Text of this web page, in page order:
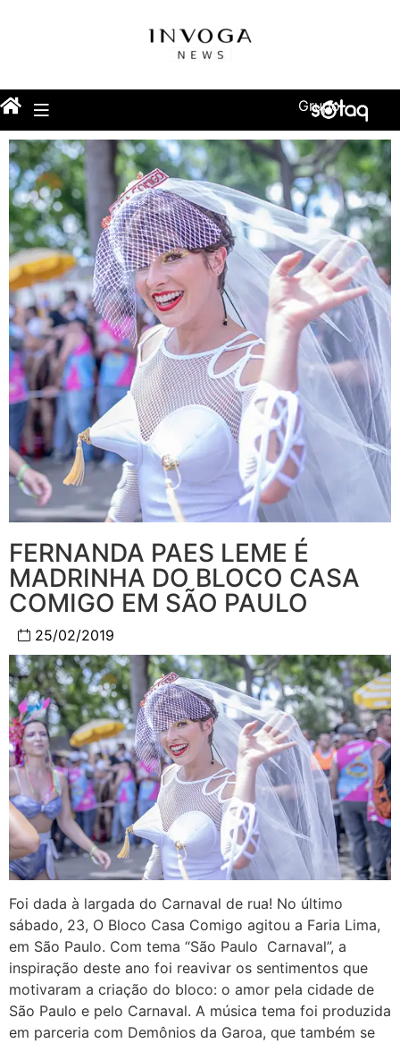
Grupo
FERNANDA PAES LEME É
MADRINHA DO BLOCO CASA
COMIGO EM SÃO PAULO
25/02/2019
Foi dada à largada do Carnaval de rua! No último
sábado, 23, O Bloco Casa Comigo agitou a Faria Lima,
em São Paulo. Com tema “São Paulo Carnaval”, a
inspiração deste ano foi reavivar os sentimentos que
motivaram a criação do bloco: o amor pela cidade de
São Paulo e pelo Carnaval. A música tema foi produzida
em parceria com Demônios da Garoa, que também se